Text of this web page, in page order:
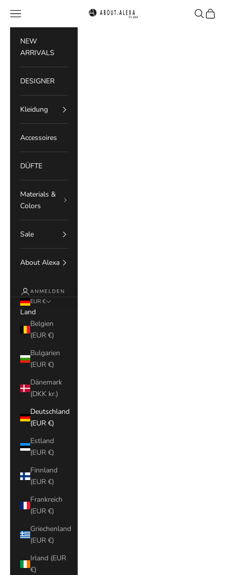
ABOUT.ALEXA
Menü Suchen
NEW
ARRIVALS
DESIGNER
Kleidung
Accessoires
DÜFTE
Materials &
Colors
Sale
About Alexa
ANMELDEN
EUR €
Land
Belgien
(EUR €)
Bulgarien
(EUR €)
Dänemark
(DKK kr.)
Deutschland
(EUR €)
Estland
(EUR €)
Finnland
(EUR €)
Frankreich
(EUR €)
Griechenland
(EUR €)
Irland (EUR
€)